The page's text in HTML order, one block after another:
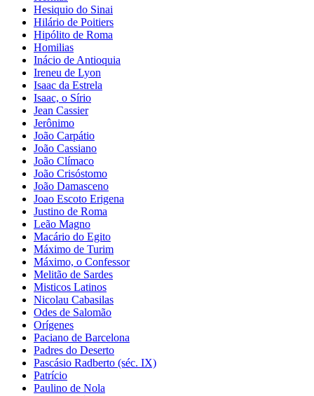
Hesiquio do Sinai
Hilário de Poitiers
Hipólito de Roma
Homilias
Inácio de Antioquia
Ireneu de Lyon
Isaac da Estrela
Isaac, o Sírio
Jean Cassier
Jerônimo
João Carpátio
João Cassiano
João Clímaco
João Crisóstomo
João Damasceno
Joao Escoto Erigena
Justino de Roma
Leão Magno
Macário do Egito
Máximo de Turim
Máximo, o Confessor
Melitão de Sardes
Misticos Latinos
Nicolau Cabasilas
Odes de Salomão
Orígenes
Paciano de Barcelona
Padres do Deserto
Pascásio Radberto (séc. IX)
Patrício
Paulino de Nola